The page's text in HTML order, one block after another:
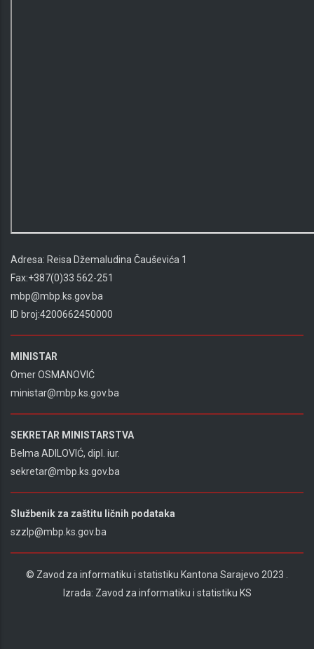
Adresa: Reisa Džemaludina Čauševića 1
Fax:+387(0)33 562-251
mbp@mbp.ks.gov.ba
ID broj:4200662450000
MINISTAR
Omer OSMANOVIĆ
ministar@mbp.ks.gov.ba
SEKRETAR MINISTARSTVA
Belma ADILOVIĆ, dipl. iur.
sekretar@mbp.ks.gov.ba
Službenik za zaštitu ličnih podataka
szzlp@mbp.ks.gov.ba
© Zavod za informatiku i statistiku Kantona Sarajevo 2023 .
Izrada: Zavod za informatiku i statistiku KS